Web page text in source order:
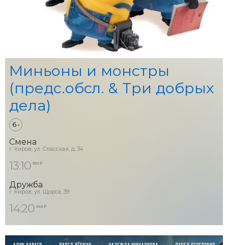
Миньоны и монстры
(предс.обсл. & Три добрых
дела)
6+
Смена
г. Киров, ул. Спасская, д. 34
13:10 390 ₽
Дружба
г. Киров, ул. Щорса, 39
14:20 340 ₽